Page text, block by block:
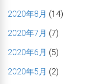
2020年8月 (14)
2020年7月 (7)
2020年6月 (5)
2020年5月 (2)